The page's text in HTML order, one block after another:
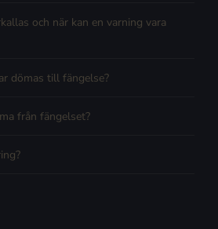
och när kan en varning vara
dömas till fängelse?
från fängelset?